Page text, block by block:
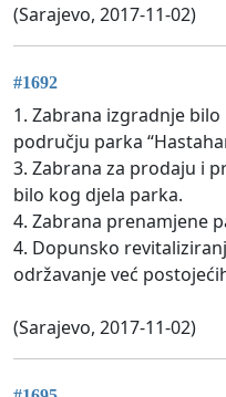
(Sarajevo, 2017-11-02)
#1692
1. Zabrana izgradnje
području parka
3. Zabrana za prodaju i
bilo kog djela parka.
4. Zabrana prenamjene
4. Dopunsko
održavanje već
(Sarajevo, 2017-11-02)